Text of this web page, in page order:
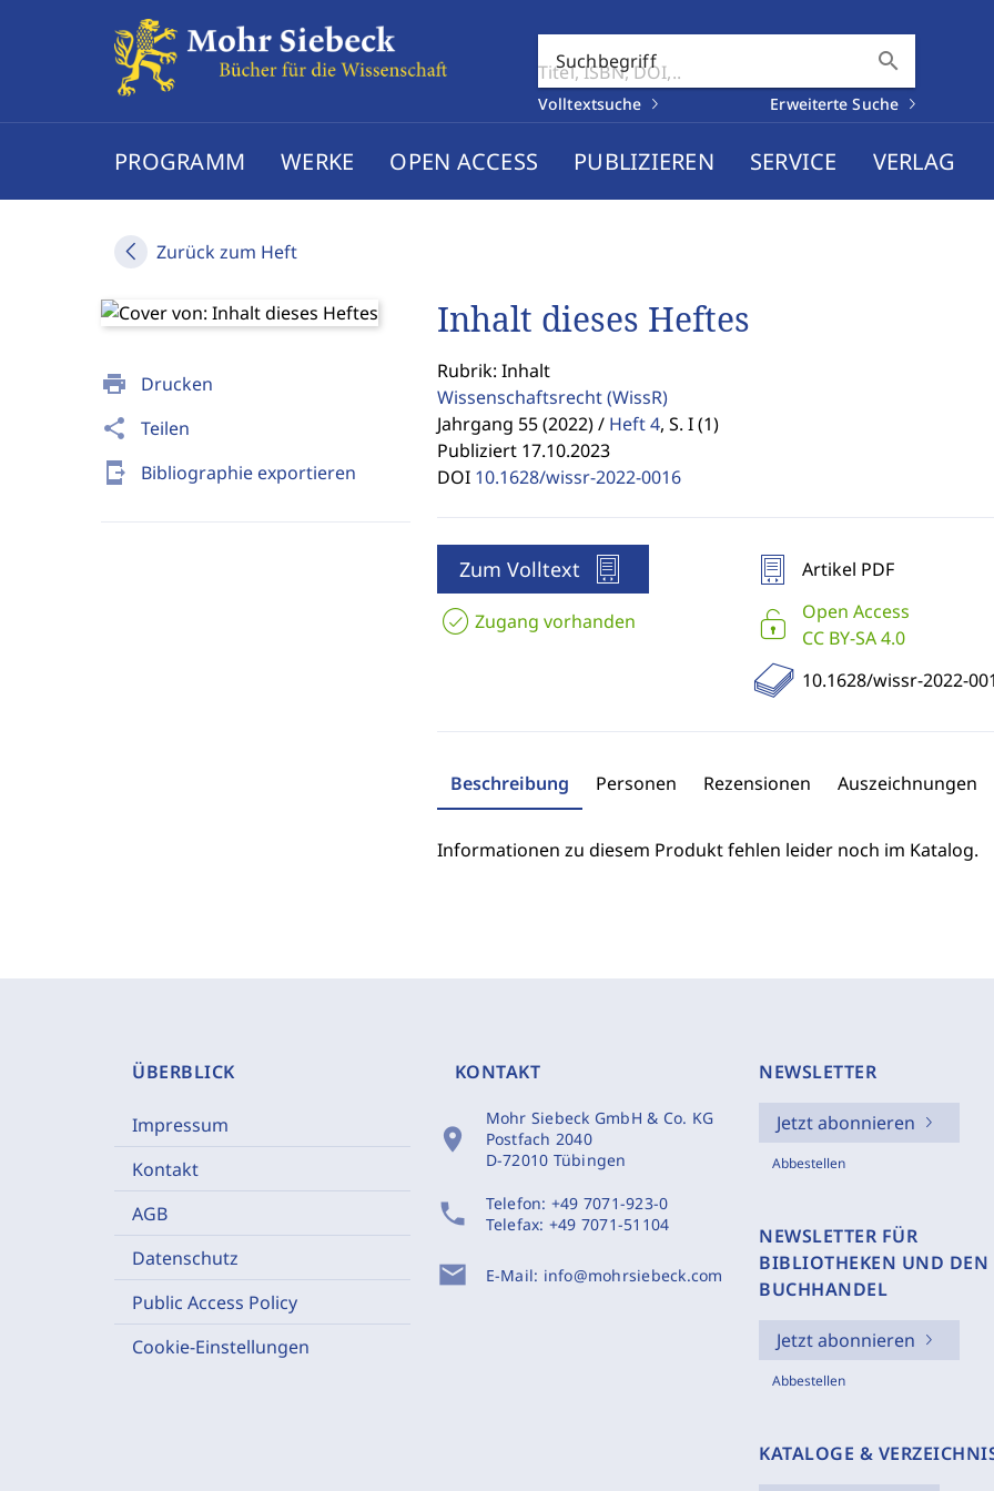
Suchbegriff search
Volltextsuche Erweiterte Suche
PROGRAMM WERKE OPEN ACCESS PUBLIZIEREN SERVICE VERLAG
Zurück zum Heft
print Drucken
share Teilen
send_to_mobile Bibliographie exportieren
Inhalt dieses Heftes
Rubrik: Inhalt
Wissenschaftsrecht(WissR)
Jahrgang 55 (2022) / Heft 4, S. I (1)
Publiziert 17.10.2023
DOI 10.1628/wissr-2022-0016
Zum Volltext
Zugang vorhanden
Artikel PDF
Open Access
CC BY-SA 4.0
10.1628/wissr-2022-
Beschreibung Personen Rezensionen Auszeichnungen
Informationen zu diesem Produkt fehlen leider noch im Katalog.
ÜBERBLICK
Impressum
Kontakt
AGB
Datenschutz
Public Access Policy
Cookie-Einstellungen
KONTAKT
location_on
Mohr Siebeck GmbH & Co. KG
Postfach 2040
D-72010 Tübingen
phone Telefon: +49 7071-923-0
Telefax: +49 7071-51104
mail E-Mail: info@mohrsiebeck.com
NEWSLETTER
Jetzt abonnieren
Abbestellen
NEWSLETTER FÜR
BIBLIOTHEKEN UND DEN
BUCHHANDEL
Jetzt abonnieren
Abbestellen
KATALOGE &